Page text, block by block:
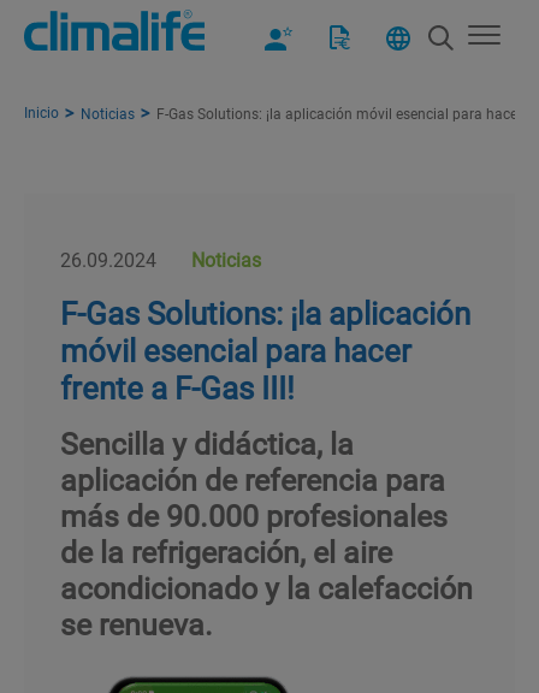
Inicio Noticias F-Gas Solutions: ¡la aplicación móvil esencial para hacer
26.09.2024 Noticias
F-Gas Solutions: ¡la aplicación
móvil esencial para hacer
frente a F-Gas III!
Sencilla y didáctica, la
aplicación de referencia para
más de 90.000 profesionales
de la refrigeración, el aire
acondicionado y la calefacción
se renueva.